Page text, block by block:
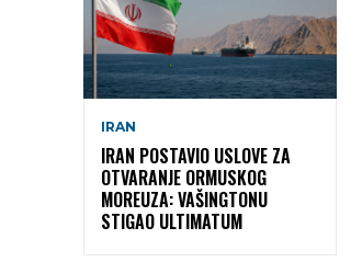
IRAN
IRAN POSTAVIO USLOVE ZA
OTVARANJE ORMUSKOG
MOREUZA: VAŠINGTONU
STIGAO ULTIMATUM